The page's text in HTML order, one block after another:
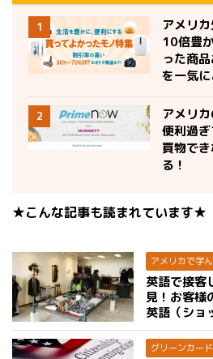
1
アメリ
10倍豊
った商
を一気に
2
アメリ
便利過
買物で
る！
★こんな記事も読まれています★
アメリカで学
英語で接客
見！お客様
英語（ショ
グリーンカー